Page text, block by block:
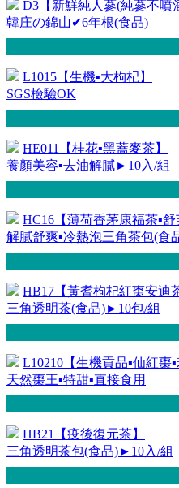
D3【新鮮純人蔘(純蔘不噴
韓庄の錦山✔6年根(食品)
L1015【生機▪大枸杞】
SGS檢驗OK
HE011【桂花▪黑蕎麥茶】
養顏美容▪去油解膩►10入/組
HC16【薄荷香茅康福茶▪舒
解膩舒爽▪冷熱泡三角茶包(食
HB17【黃耆枸杞紅棗安迪
三角透明茶(食品)►10包/組
L10210【生機貢品▪仙紅棗▪
天然棗王▪特甜▪直接食用
HB21【疫後復元茶】
三角透明茶包(食品)►10入/組